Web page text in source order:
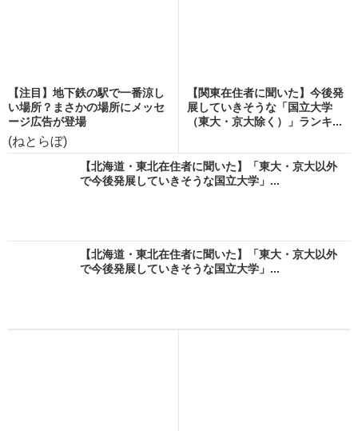
【注目】地下鉄の駅で一番涼し
い場所？まさかの場所にメッセ
ージ広告が登場
(ねとらぼ)
【関東在住者に聞いた】今後発
展していきそうな「国立大学
（東大・京大除く）」ランキ...
【北海道・東北在住者に聞いた】「東大・京大以外
で今後発展していきそうな国立大学」...
【北海道・東北在住者に聞いた】「東大・京大以外
で今後発展していきそうな国立大学」...